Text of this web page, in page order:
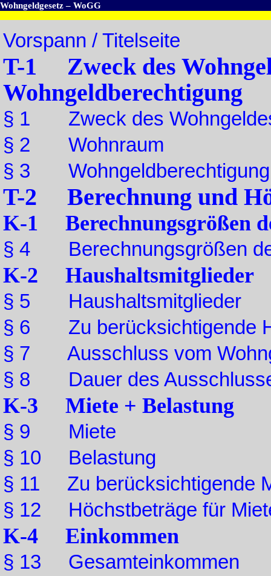
Wohngeldgesetz – WoGG
Vorspann / Titelseite
T-1 Zweck des
Wohngeldberechtigung
§ 1 Zweck des
§ 2 Wohnraum
§ 3 Wohngeldberechtigung
T-2 Berechnung und
K-1 Berechnungsgrößen
§ 4 Berechnungsgrößen
K-2 Haushaltsmitglieder
§ 5 Haushaltsmitglieder
§ 6 Zu berücksichtigende
§ 7 Ausschluss vom
§ 8 Dauer des
K-3 Miete + Belastung
§ 9 Miete
§ 10 Belastung
§ 11 Zu berücksichtigende
§ 12 Höchstbeträge für
K-4 Einkommen
§ 13 Gesamteinkommen